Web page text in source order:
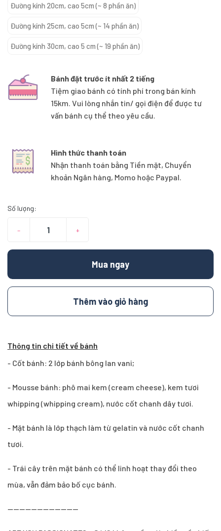
Đường kính 20cm, cao 5cm (~ 8 phần ăn)
Đường kính 25cm, cao 5cm (~ 14 phần ăn)
Đường kính 30cm, cao 5 cm (~ 19 phần ăn)
Bánh đặt trước ít nhất 2 tiếng
Tiệm giao bánh có tính phí trong bán kính
15km. Vui lòng nhắn tin/ gọi điện để được tư
vấn bánh cụ thể theo yêu cầu.
Hình thức thanh toán
Nhận thanh toán bằng Tiền mặt, Chuyển
khoản Ngân hàng, Momo hoặc Paypal.
Số lượng:
– +
Mua ngay
Thêm vào giỏ hàng
Thông tin chi tiết về bánh
- Cốt bánh: 2 lớp bánh bông lan vani;
- Mousse bánh: phô mai kem (cream cheese), kem tươi
whipping (whipping cream), nước cốt chanh dây tươi.
- Mặt bánh là lớp thạch làm từ gelatin và nước cốt chanh
tươi.
- Trái cây trên mặt bánh có thể linh hoạt thay đổi theo
mùa, vẫn đảm bảo bố cục bánh.
------------------------